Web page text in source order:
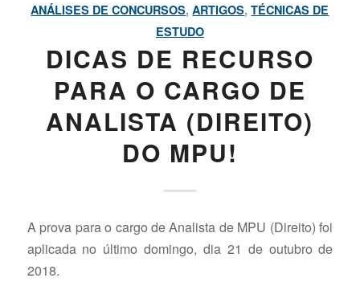
ANÁLISES DE CONCURSOS,ARTIGOS,TÉCNICAS DE
ESTUDO
DICAS DE RECURSO
PARA O CARGO DE
ANALISTA (DIREITO)
DO MPU!
A prova para o cargo de Analista de MPU (Direito) foi
aplicada no último domingo, dia 21 de outubro de
2018.